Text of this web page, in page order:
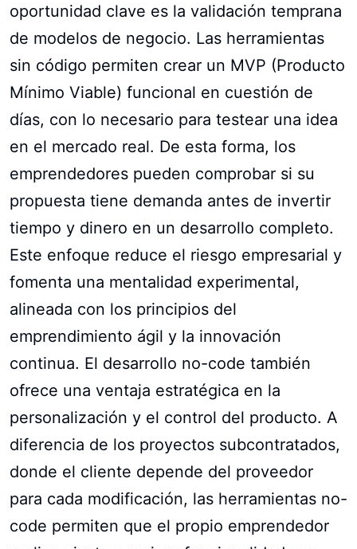
oportunidad clave es la validación temprana
de modelos de negocio. Las herramientas
sin código permiten crear un MVP (Producto
Mínimo Viable) funcional en cuestión de
días, con lo necesario para testear una idea
en el mercado real. De esta forma, los
emprendedores pueden comprobar si su
propuesta tiene demanda antes de invertir
tiempo y dinero en un desarrollo completo.
Este enfoque reduce el riesgo empresarial y
fomenta una mentalidad experimental,
alineada con los principios del
emprendimiento ágil y la innovación
continua. El desarrollo no-code también
ofrece una ventaja estratégica en la
personalización y el control del producto. A
diferencia de los proyectos subcontratados,
donde el cliente depende del proveedor
para cada modificación, las herramientas no-
code permiten que el propio emprendedor